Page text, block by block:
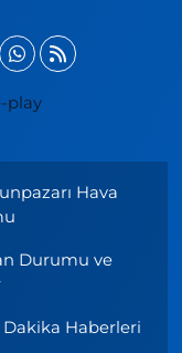
Hava
Durumu ve
Dakika Haberleri